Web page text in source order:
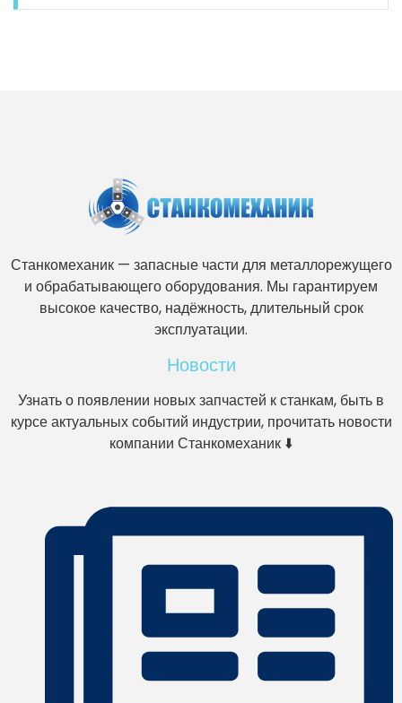
Станкомеханик — запасные части для металлорежущего
и обрабатывающего оборудования. Мы гарантируем
высокое качество, надёжность, длительный срок
эксплуатации.
Новости
Узнать о появлении новых запчастей к станкам, быть в
курсе актуальных событий индустрии, прочитать новости
компании Станкомеханик ⬇️